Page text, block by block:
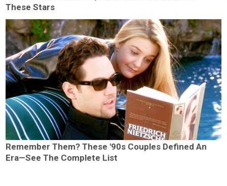
These Stars
Remember Them? These '90s Couples Defined An
Era—See The Complete List